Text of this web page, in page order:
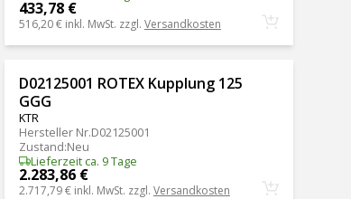
433,78 €
516,20 € inkl. MwSt. zzgl. Versandkosten
D02125001 ROTEX Kupplung 125
GGG
KTR
Hersteller Nr.D02125001
Zustand:Neu
Lieferzeit ca. 9 Tage
2.283,86 €
2.717,79 € inkl. MwSt. zzgl. Versandkosten